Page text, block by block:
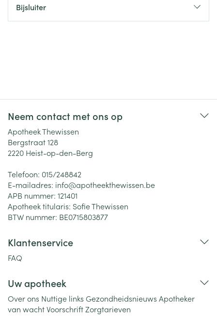
Bijsluiter
Neem contact met ons op
Apotheek Thewissen
Bergstraat 128
2220 Heist-op-den-Berg
Telefoon: 015/248842
E-mailadres: info@apotheekthewissen.be
APB nummer: 121401
Apotheek titularis: Sofie Thewissen
BTW nummer: BE0715803877
Klantenservice
FAQ
Uw apotheek
Over ons Nuttige links Gezondheidsnieuws Apotheker
van wachtVoorschriftZorgtarieven